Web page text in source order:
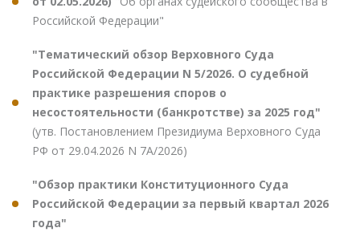
Российской Федерации"
"Тематический обзор Верховного Суда
Российской Федерации N 5/2026. О судебной
практике разрешения споров о
несостоятельности (банкротстве) за 2025 год"
(утв. Постановлением Президиума Верховного Суда
РФ от 29.04.2026 N 7А/2026)
"Обзор практики Конституционного Суда
Российской Федерации за первый квартал 2026
года"